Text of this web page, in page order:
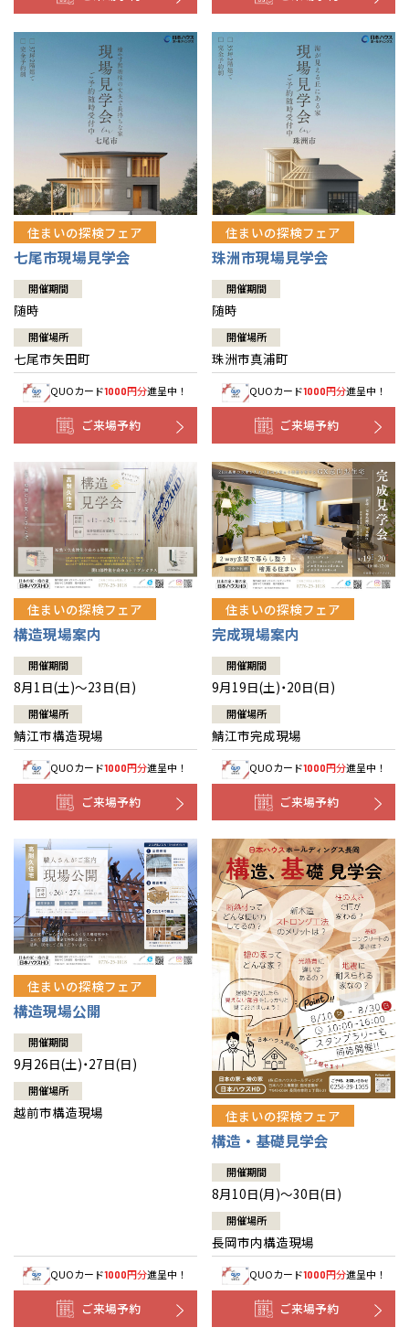
住まいの探検フェア
七尾市現場見学会
開催期間
随時
開催場所
七尾市矢田町
QUOカード1000円分進呈中！
ご来場予約
住まいの探検フェア
珠洲市現場見学会
開催期間
随時
開催場所
珠洲市真浦町
QUOカード1000円分進呈中！
ご来場予約
住まいの探検フェア
構造現場案内
開催期間
8月1日(土)～23日(日)
開催場所
鯖江市構造現場
QUOカード1000円分進呈中！
ご来場予約
住まいの探検フェア
完成現場案内
開催期間
9月19日(土)・20日(日)
開催場所
鯖江市完成現場
QUOカード1000円分進呈中！
ご来場予約
住まいの探検フェア
構造現場公開
開催期間
9月26日(土)・27日(日)
開催場所
越前市構造現場
QUOカード1000円分進呈中！
ご来場予約
住まいの探検フェア
構造・基礎見学会
開催期間
8月10日(月)～30日(日)
開催場所
長岡市内構造現場
QUOカード1000円分進呈中！
ご来場予約